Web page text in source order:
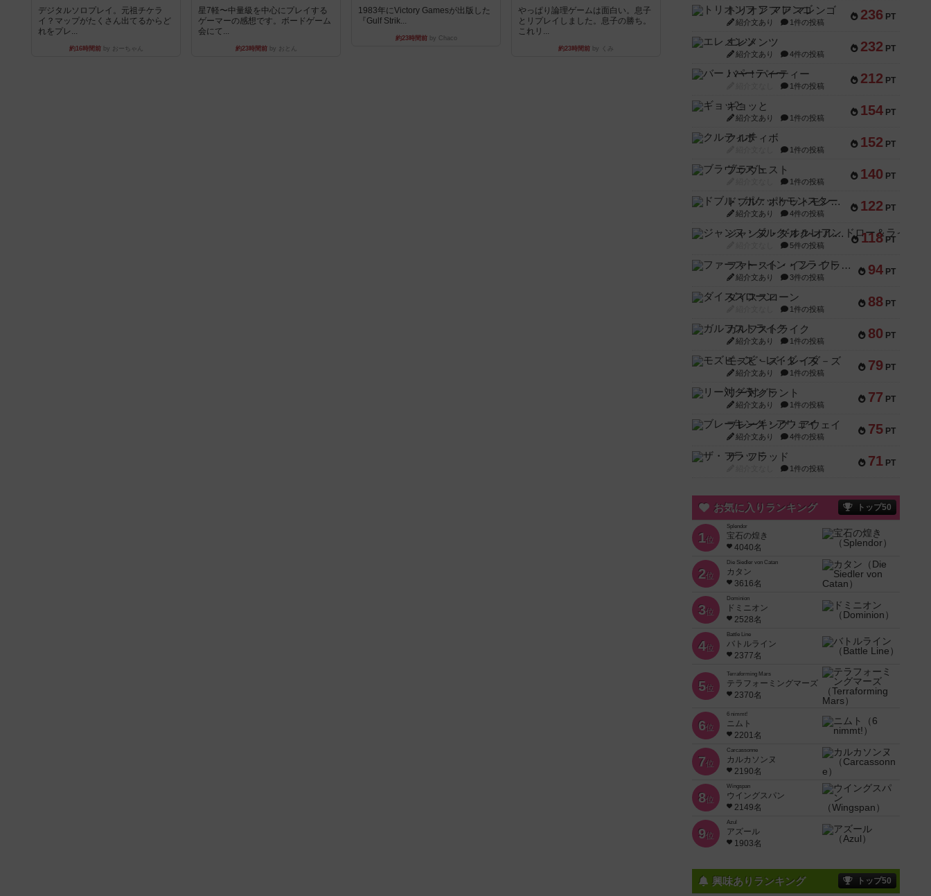
デジタルソロプレイ。元祖チケラ
イ？マップがたくさん出てるからど
れをプレ...
約16時間前by おーちゃん
星7軽〜中量級を中心にプレイする
ゲーマーの感想です。ボードゲーム
会にて...
約23時間前by おとん
1983年にVictory Gamesが出版した
『Gulf Strik...
約23時間前by Chaco
やっぱり論理ゲームは面白い。息子
とリプレイしました。息子の勝ち。
これリ...
約23時間前 by くみ
236 PT
トリオンフ ア マレンゴ
紹介文あり 1件の投稿
232 PT
エレメンツ
紹介文あり 4件の投稿
212 PT
バー！パーティー
1件の投稿
154 PT
ギョッと
紹介文あり 1件の投稿
152 PT
クルティボ
1件の投稿
140 PT
ブラヴェスト
1件の投稿
122 PT
ドブル：ポケットモンスター
紹介文あり 4件の投稿
118 PT
ジャンヌ・ダルク-オルレアン ドロー＆ライト
5件の投稿
94 PT
ファースト・イン・フライト
紹介文あり 3件の投稿
88 PT
ダイススローン
1件の投稿
80 PT
ガルフストライク
紹介文あり 1件の投稿
79 PT
モズビ－ズ・レイダ－ズ
紹介文あり 1件の投稿
77 PT
リー対グラント
紹介文あり 1件の投稿
75 PT
ブレーキング・アウェイ
紹介文あり 4件の投稿
71 PT
ザ・フラッド
1件の投稿
お気に入りランキング トップ50
1位
Splendor
宝石の煌き
4040名
2位
Die Siedler von Catan
カタン
3616名
3位
Dominion
ドミニオン
2528名
4位
Battle Line
バトルライン
2377名
5位
Terraforming Mars
テラフォーミングマーズ
2370名
6位
6 nimmt!
ニムト
2201名
7位
Carcassonne
カルカソンヌ
2190名
8位
Wingspan
ウイングスパン
2149名
9位
Azul
アズール
1903名
興味ありランキング トップ50